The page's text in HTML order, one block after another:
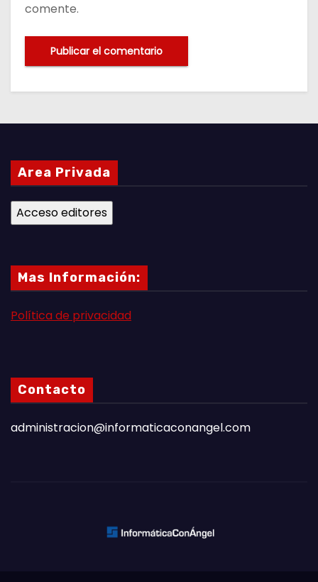
comente.
Area Privada
Mas Información:
Política de privacidad
Contacto
administracion@informaticaconangel.com